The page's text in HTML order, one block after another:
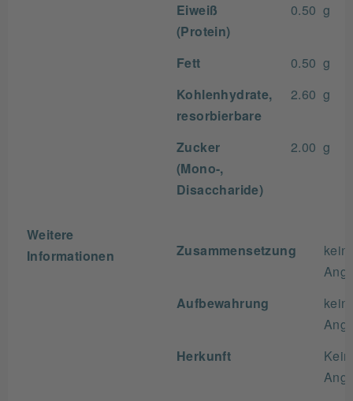
Eiweiß
(Protein)
0.50 g
Fett 0.50 g
Kohlenhydrate,
resorbierbare
2.60 g
Zucker
(Mono-,
Disaccharide)
2.00 g
Weitere
Informationen
Zusammensetzung
Aufbewahrung
Herkunft